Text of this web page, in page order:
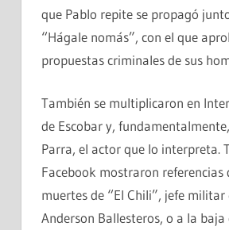
que Pablo repite se propagó
“Hágale nomás”, con el que
propuestas criminales de sus
También se multiplicaron en
de Escobar y,
Parra, el actor que lo interpreta.
Facebook mostraron referencias
muertes de “El Chili”, jefe
Anderson Ballesteros, o a la baja